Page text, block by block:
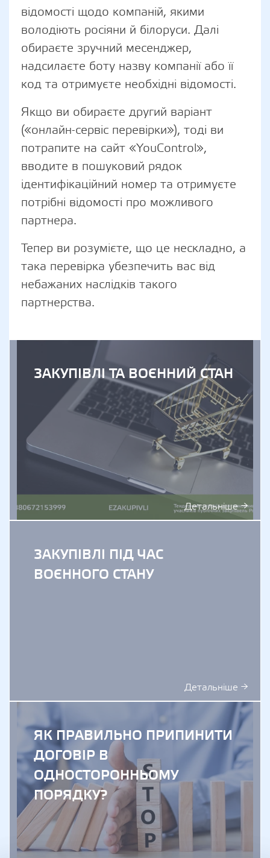
відомості щодо компаній, якими
володіють росіяни й білоруси. Далі
обираєте зручний месенджер,
надсилаєте боту назву компанії або її
код та отримуєте необхідні відомості.
Якщо ви обираєте другий варіант
(«онлайн-сервіс перевірки»), тоді ви
потрапите на сайт «YouControl»,
вводите в пошуковий рядок
ідентифікаційний номер та отримуєте
потрібні відомості про можливого
партнера.
Тепер ви розумієте, що це нескладно, а
така перевірка убезпечить вас від
небажаних наслідків такого
партнерства.
ЗАКУПІВЛІ ТА ВОЄННИЙ СТАН
Детальніше →
ЗАКУПІВЛІ ПІД ЧАС
ВОЄННОГО СТАНУ
Детальніше →
ЯК ПРАВИЛЬНО ПРИПИНИТИ
ДОГОВІР В
ОДНОСТОРОННЬОМУ
ПОРЯДКУ?